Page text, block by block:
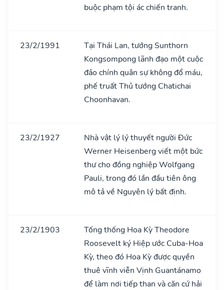
buộc phạm tội ác chiến tranh.
23/2/1991
Tại Thái Lan, tướng Sunthorn
Kongsompong lãnh đạo một cuộc
đảo chính quân sự không đổ máu,
phế truất Thủ tướng Chatichai
Choonhavan.
23/2/1927
Nhà vật lý lý thuyết người Đức
Werner Heisenberg viết một bức
thư cho đồng nghiệp Wolfgang
Pauli, trong đó lần đầu tiên ông
mô tả về Nguyên lý bất định.
23/2/1903
Tống thống Hoa Kỳ Theodore
Roosevelt ký Hiệp ước Cuba-Hoa
Kỳ, theo đó Hoa Kỳ được quyền
thuê vĩnh viễn Vịnh Guantánamo
để làm nơi tiếp than và căn cứ hải